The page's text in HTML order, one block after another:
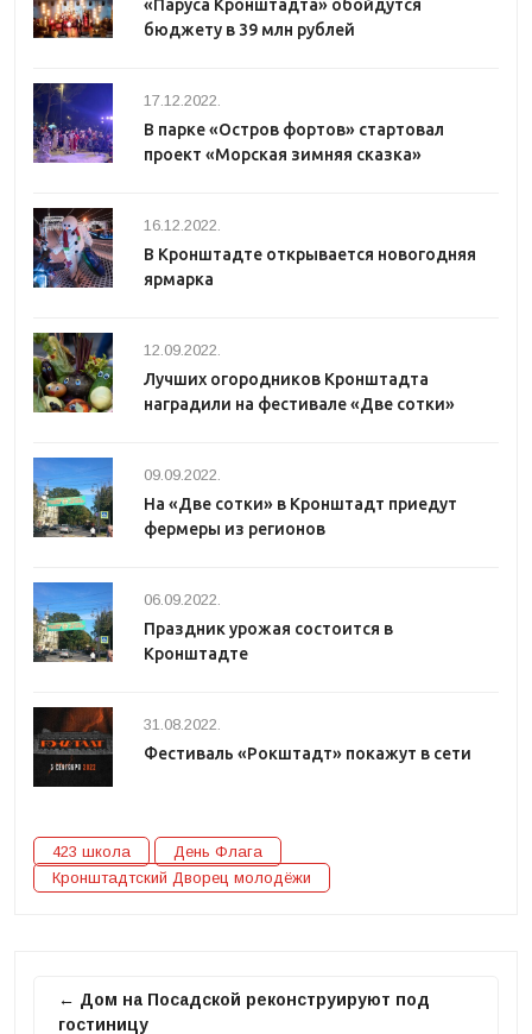
«Паруса Кронштадта» обойдутся
бюджету в 39 млн рублей
17.12.2022.
В парке «Остров фортов» стартовал
проект «Морская зимняя сказка»
16.12.2022.
В Кронштадте открывается новогодняя
ярмарка
12.09.2022.
Лучших огородников Кронштадта
наградили на фестивале «Две сотки»
09.09.2022.
На «Две сотки» в Кронштадт приедут
фермеры из регионов
06.09.2022.
Праздник урожая состоится в
Кронштадте
31.08.2022.
Фестиваль «Рокштадт» покажут в сети
423 школа
День Флага
Кронштадтский Дворец молодёжи
← Дом на Посадской реконструируют под
гостиницу